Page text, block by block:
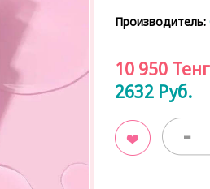
Производитель:
10 950
2632 Руб.
-
В закладки